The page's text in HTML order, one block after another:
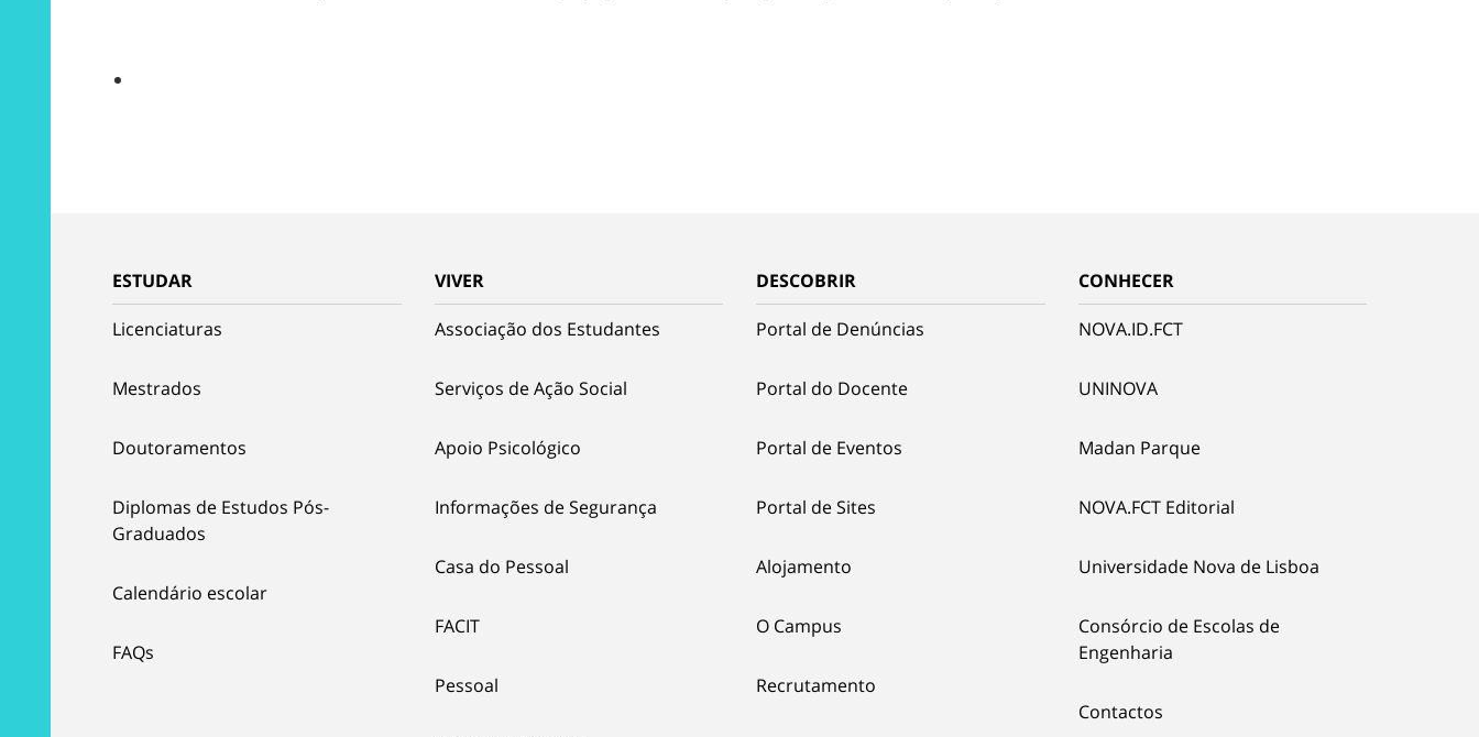
ESTUDAR
Licenciaturas
Mestrados
Doutoramentos
Diplomas de Estudos Pós-
Graduados
Calendário escolar
FAQs
VIVER
Associação dos Estudantes
Serviços de Ação Social
Apoio Psicológico
Informações de Segurança
Casa do Pessoal
FACIT
Pessoal
DESCOBRIR
Portal de Denúncias
Portal do Docente
Portal de Eventos
Portal de Sites
Alojamento
O Campus
Recrutamento
CONHECER
NOVA.ID.FCT
UNINOVA
Madan Parque
NOVA.FCT Editorial
Universidade Nova de Lisboa
Consórcio de Escolas de
Engenharia
Contactos